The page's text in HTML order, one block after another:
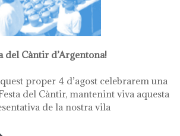
del Càntir d’Argentona!
proper 4 d’agost celebrarem una
del Càntir, mantenint viva aquesta
de la nostra vila